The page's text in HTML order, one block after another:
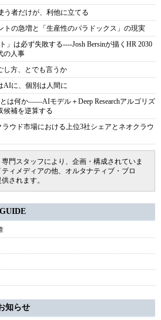
う者だけが、利他に立てる
トの急増と「生産性のパラドックス」の現実
」は必ず失敗する----Josh Bersinが描くHR 2030
の人事
し方、とでも言うか
AIに、個別は人間に
は何か――AIモデル＋Deep Researchアルゴリズ
候補を逆算する
ウド市場における上位3社シェアとネオクラウ
門スタッフにより、企画・構成されていま
ィメディアの他、オルタナティブ・ブロ
されます。
知らせ